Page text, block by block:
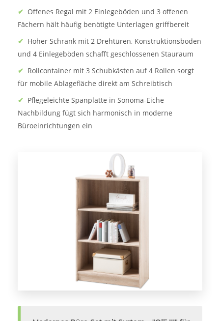
✔ Offenes Regal mit 2 Einlegeböden und 3 offenen
Fächern hält häufig benötigte Unterlagen griffbereit
✔ Hoher Schrank mit 2 Drehtüren, Konstruktionsboden
und 4 Einlegeböden schafft geschlossenen Stauraum
✔ Rollcontainer mit 3 Schubkästen auf 4 Rollen sorgt
für mobile Ablagefläche direkt am Schreibtisch
✔ Pflegeleichte Spanplatte in Sonoma-Eiche
Nachbildung fügt sich harmonisch in moderne
Büroeinrichtungen ein